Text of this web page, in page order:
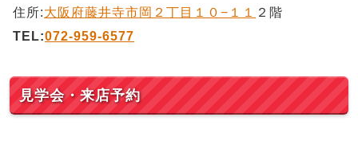
住所:大阪府藤井寺市岡２丁目１０−１１
２階
TEL:072-959-6577
見学会・来店予約